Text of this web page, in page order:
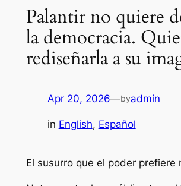
Palantir no quiere
la democracia.
rediseñarla a su
Apr 20, 2026—byadmin
in English, Español
El susurro que el poder prefiere